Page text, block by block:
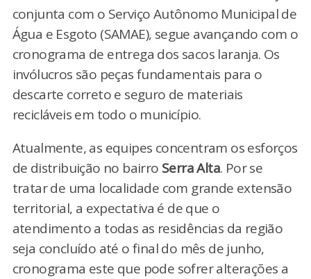
conjunta com o Serviço Autônomo Municipal de
Água e Esgoto (SAMAE), segue avançando com o
cronograma de entrega dos sacos laranja. Os
invólucros são peças fundamentais para o
descarte correto e seguro de materiais
recicláveis em todo o município.
Atualmente, as equipes concentram os esforços
de distribuição no bairro Serra Alta. Por se
tratar de uma localidade com grande extensão
territorial, a expectativa é de que o
atendimento a todas as residências da região
seja concluído até o final do mês de junho,
cronograma este que pode sofrer alterações a